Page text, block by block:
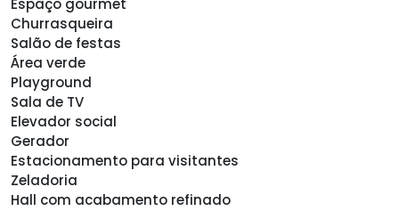
Espaço gourmet
Churrasqueira
Salão de festas
Área verde
Playground
Sala de TV
Elevador social
Gerador
Estacionamento para visitantes
Zeladoria
Hall com acabamento refinado